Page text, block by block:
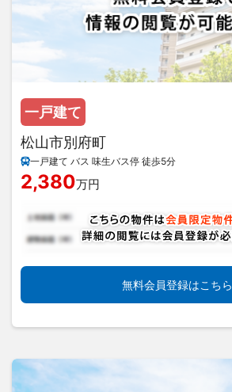
一戸建て
松山市別府町
一戸建て バス 味生バス停 徒歩5分
2,380万円
無料会員登録はこちら